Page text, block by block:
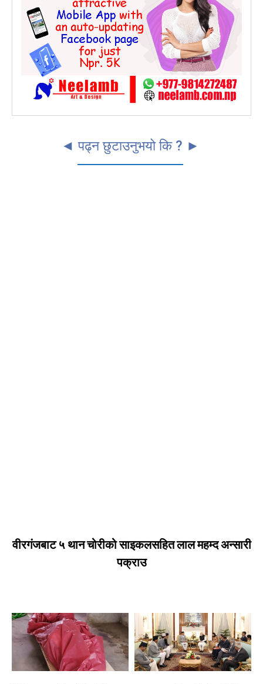
◄ पढ्न छुटाउनुभयो कि ? ►
वीरगंजबाट ५ थान चोरीको साइकलसहित लाल महम्द अन्सारी
पक्राउ